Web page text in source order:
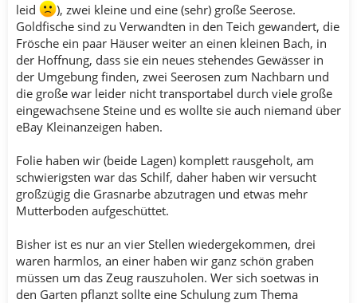
leid
), zwei kleine und eine (sehr) große Seerose.
Goldfische sind zu Verwandten in den Teich gewandert, die
Frösche ein paar Häuser weiter an einen kleinen Bach, in
der Hoffnung, dass sie ein neues stehendes Gewässer in
der Umgebung finden, zwei Seerosen zum Nachbarn und
die große war leider nicht transportabel durch viele große
eingewachsene Steine und es wollte sie auch niemand über
eBay Kleinanzeigen haben.
Folie haben wir (beide Lagen) komplett rausgeholt, am
schwierigsten war das Schilf, daher haben wir versucht
großzügig die Grasnarbe abzutragen und etwas mehr
Mutterboden aufgeschüttet.
Bisher ist es nur an vier Stellen wiedergekommen, drei
waren harmlos, an einer haben wir ganz schön graben
müssen um das Zeug rauszuholen. Wer sich soetwas in
den Garten pflanzt sollte eine Schulung zum Thema